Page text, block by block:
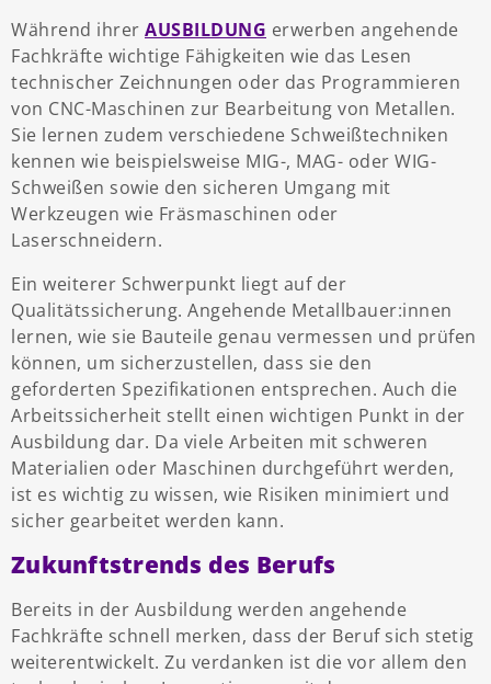
Während ihrer AUSBILDUNG erwerben angehende
Fachkräfte wichtige Fähigkeiten wie das Lesen
technischer Zeichnungen oder das Programmieren
von CNC-Maschinen zur Bearbeitung von Metallen.
Sie lernen zudem verschiedene Schweißtechniken
kennen wie beispielsweise MIG-, MAG- oder WIG-
Schweißen sowie den sicheren Umgang mit
Werkzeugen wie Fräsmaschinen oder
Laserschneidern.
Ein weiterer Schwerpunkt liegt auf der
Qualitätssicherung. Angehende Metallbauer:innen
lernen, wie sie Bauteile genau vermessen und prüfen
können, um sicherzustellen, dass sie den
geforderten Spezifikationen entsprechen. Auch die
Arbeitssicherheit stellt einen wichtigen Punkt in der
Ausbildung dar. Da viele Arbeiten mit schweren
Materialien oder Maschinen durchgeführt werden,
ist es wichtig zu wissen, wie Risiken minimiert und
sicher gearbeitet werden kann.
Zukunftstrends des Berufs
Bereits in der Ausbildung werden angehende
Fachkräfte schnell merken, dass der Beruf sich stetig
weiterentwickelt. Zu verdanken ist die vor allem den